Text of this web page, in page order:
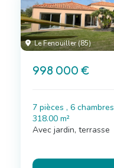
Le Fenouiller (85)
998 000 €
7 pièces , 6 chambres
318.00 m²
Avec jardin, terrasse